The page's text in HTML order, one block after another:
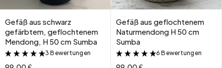
Gefäß aus schwarz
gefärbtem, geflochtenem
Mendong, H 50 cm Sumba
&
3 Bewertungen
Gefäß aus geflochtenem
Naturmendong H 50 cm
Sumba
&
6 Bewertungen